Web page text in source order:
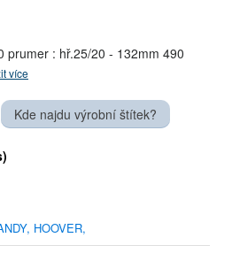
prumer : hř.25/20 - 132mm 490
více
Kde najdu výrobní štítek?
HOOVER,